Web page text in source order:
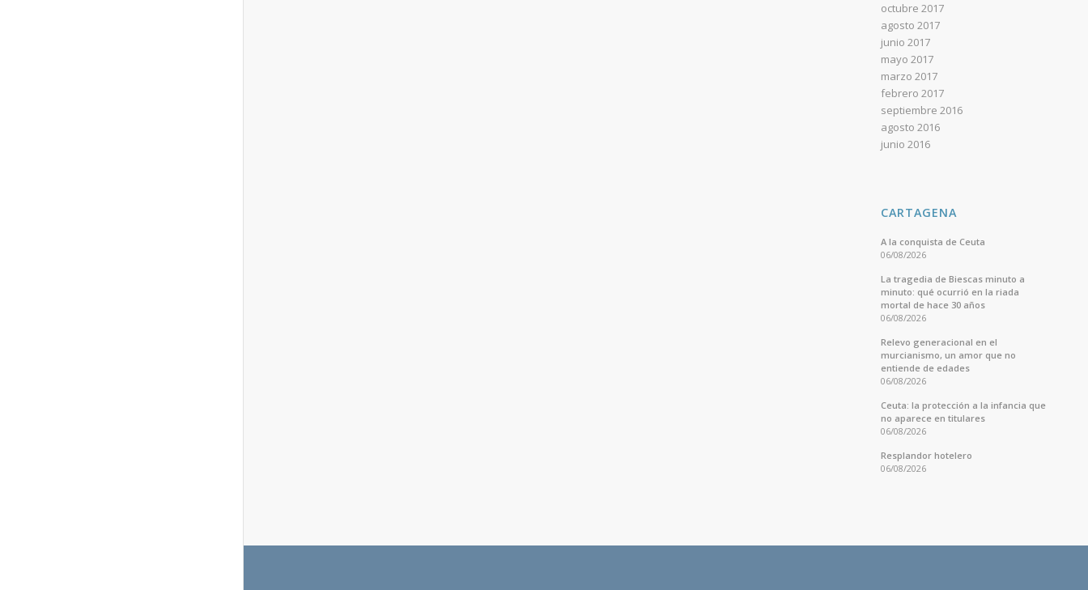
octubre 2017
agosto 2017
junio 2017
mayo 2017
marzo 2017
febrero 2017
septiembre 2016
agosto 2016
junio 2016
CARTAGENA
A la conquista de Ceuta
06/08/2026
La tragedia de Biescas minuto a
minuto: qué ocurrió en la riada
mortal de hace 30 años
06/08/2026
Relevo generacional en el
murcianismo, un amor que no
entiende de edades
06/08/2026
Ceuta: la protección a la infancia que
no aparece en titulares
06/08/2026
Resplandor hotelero
06/08/2026